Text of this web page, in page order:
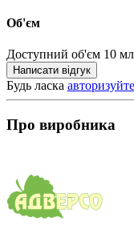
Об'єм
Доступний об'єм 10 мл
Написати відгук
Будь ласка
Про виробника